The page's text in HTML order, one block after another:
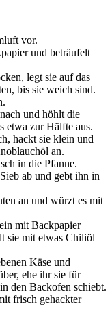
vor.
und beträufelt
legt sie auf das
bis sie weich sind.
und höhlt die
etwa zur Hälfte aus.
hackt sie klein und
an.
in die Pfanne.
ab und gebt ihn in
an und würzt es mit
mit Backpapier
sie mit etwas Chiliöl
Käse und
ehe ihr sie für
den Backofen schiebt.
frisch gehackter